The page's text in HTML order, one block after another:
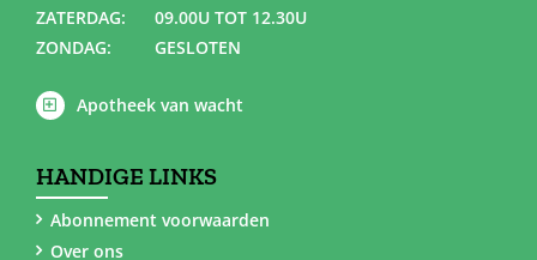
ZATERDAG:
09.00U TOT 12.30U
ZONDAG:
GESLOTEN
Apotheek van wacht
HANDIGE LINKS
Abonnement voorwaarden
Over ons